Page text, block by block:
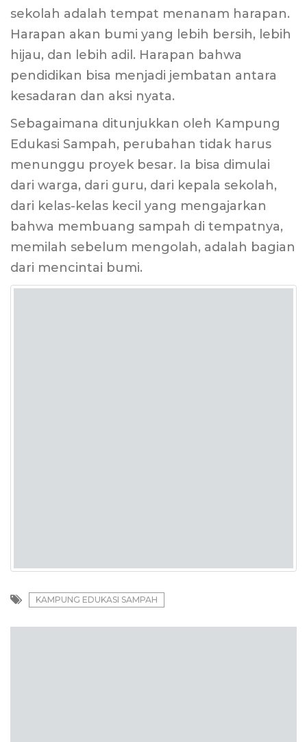
sekolah adalah tempat menanam harapan.
Harapan akan bumi yang lebih bersih, lebih
hijau, dan lebih adil. Harapan bahwa
pendidikan bisa menjadi jembatan antara
kesadaran dan aksi nyata.
Sebagaimana ditunjukkan oleh Kampung
Edukasi Sampah, perubahan tidak harus
menunggu proyek besar. Ia bisa dimulai
dari warga, dari guru, dari kepala sekolah,
dari kelas-kelas kecil yang mengajarkan
bahwa membuang sampah di tempatnya,
memilah sebelum mengolah, adalah bagian
dari mencintai bumi.
KAMPUNG EDUKASI SAMPAH